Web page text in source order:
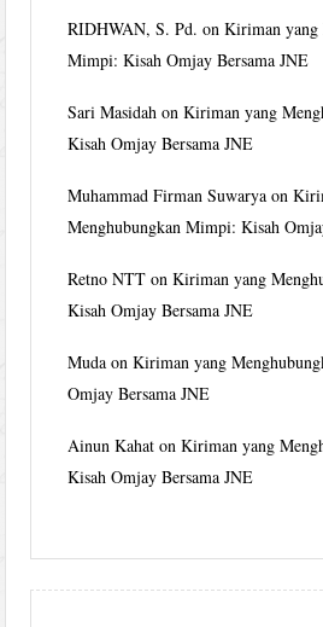
RIDHWAN, S. Pd. onKiriman yang
Mimpi: Kisah Omjay Bersama JNE
Sari Masidah onKiriman yang
Kisah Omjay Bersama JNE
Muhammad Firman Suwarya on
Menghubungkan Mimpi: Kisah
Retno NTT onKiriman yang
Kisah Omjay Bersama JNE
Muda onKiriman yang
Omjay Bersama JNE
Ainun Kahat onKiriman yang
Kisah Omjay Bersama JNE